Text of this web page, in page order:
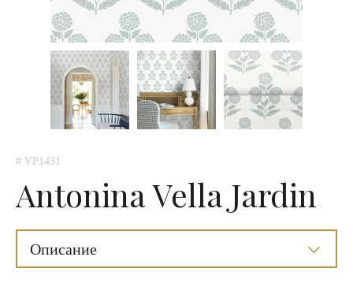
# VP1431
Antonina Vella Jardin
Описание